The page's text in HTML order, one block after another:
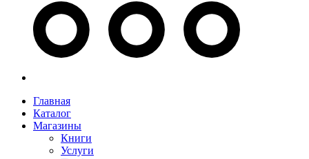
Главная
Каталог
Магазины
Книги
Услуги